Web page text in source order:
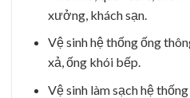
xưởng, khách sạn.
Vệ sinh hệ thống ống
xả, ống khói bếp.
Vệ sinh làm sạch hệ